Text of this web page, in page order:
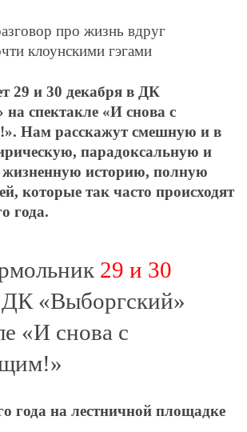
про жизнь вдруг
клоунскими гэгами
29 и 30 декабря в ДК
спектакле «И снова с
Нам расскажут смешную и в
парадоксальную и
жизненную историю, полную
которые так часто происходят
года.
29 и 30
«Выборгский»
«И снова с
года на лестничной площадке